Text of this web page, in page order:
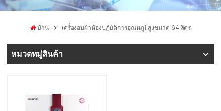
บ้าน เครื่องอบผ้าห้องปฏิบัติการอุณหภูมิสูงขนาด 64 ลิตร
หมวดหมู่สินค้า